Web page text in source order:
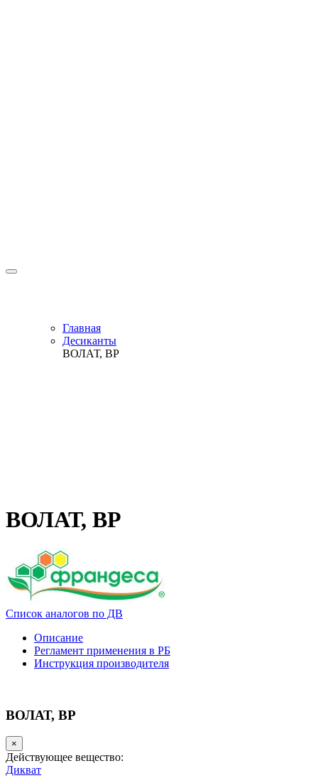
Главная
Десиканты
ВОЛАТ, ВР
ВОЛАТ, ВР
Список аналогов по ДВ
Описание
Регламент применения в РБ
Инструкция производителя
ВОЛАТ, ВР
×
Действующее вещество:
Дикват